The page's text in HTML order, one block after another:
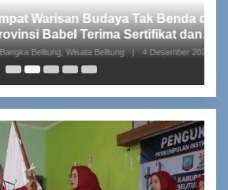
Budaya Tak Benda dari
Sertifikat dan
Menteri Pendidikan dan
Belitung | 4 Desember 2023